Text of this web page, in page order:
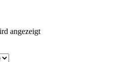
angezeigt